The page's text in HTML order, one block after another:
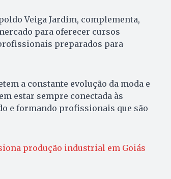
Veiga Jardim, complementa,
para oferecer cursos
preparados para
a constante evolução da moda e
estar sempre conectada às
e formando profissionais que são
produção industrial em Goiás